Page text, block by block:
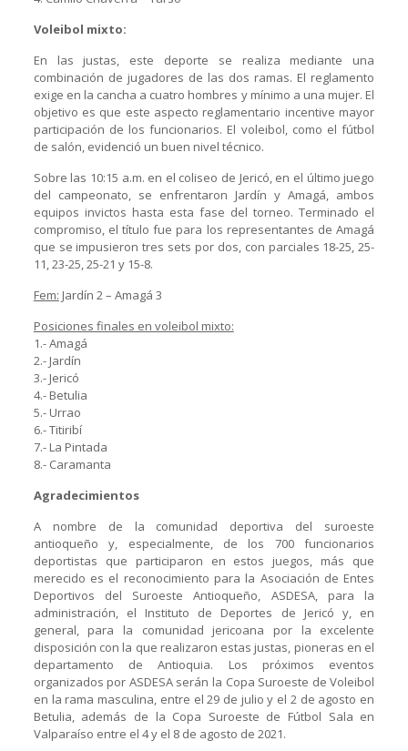
Voleibol mixto:
En las justas, este deporte se realiza mediante una
combinación de jugadores de las dos ramas. El reglamento
exige en la cancha a cuatro hombres y mínimo a una mujer. El
objetivo es que este aspecto reglamentario incentive mayor
participación de los funcionarios. El voleibol, como el fútbol
de salón, evidenció un buen nivel técnico.
Sobre las 10:15 a.m. en el coliseo de Jericó, en el último juego
del campeonato, se enfrentaron Jardín y Amagá, ambos
equipos invictos hasta esta fase del torneo. Terminado el
compromiso, el título fue para los representantes de Amagá
que se impusieron tres sets por dos, con parciales 18-25, 25-
11, 23-25, 25-21 y 15-8.
Fem: Jardín 2 – Amagá 3
Posiciones finales en voleibol mixto:
1.- Amagá
2.- Jardín
3.- Jericó
4.- Betulia
5.- Urrao
6.- Titiribí
7.- La Pintada
8.- Caramanta
Agradecimientos
A nombre de la comunidad deportiva del suroeste
antioqueño y, especialmente, de los 700 funcionarios
deportistas que participaron en estos juegos, más que
merecido es el reconocimiento para la Asociación de Entes
Deportivos del Suroeste Antioqueño, ASDESA, para la
administración, el Instituto de Deportes de Jericó y, en
general, para la comunidad jericoana por la excelente
disposición con la que realizaron estas justas, pioneras en el
departamento de Antioquia. Los próximos eventos
organizados por ASDESA serán la Copa Suroeste de Voleibol
en la rama masculina, entre el 29 de julio y el 2 de agosto en
Betulia, además de la Copa Suroeste de Fútbol Sala en
Valparaíso entre el 4 y el 8 de agosto de 2021.